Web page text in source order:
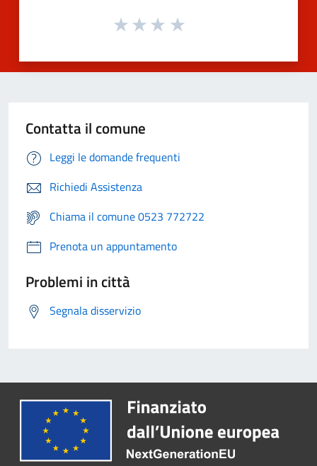
Contatta il comune
Leggi le domande frequenti
Richiedi Assistenza
Chiama il comune 0523 772722
Prenota un appuntamento
Problemi in città
Segnala disservizio